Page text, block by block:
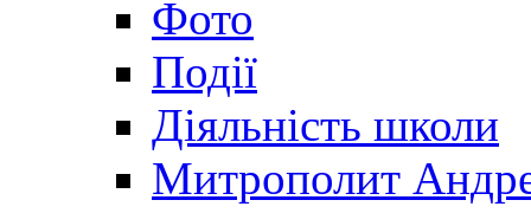
Фото
Події
Діяльність школи
Митрополит